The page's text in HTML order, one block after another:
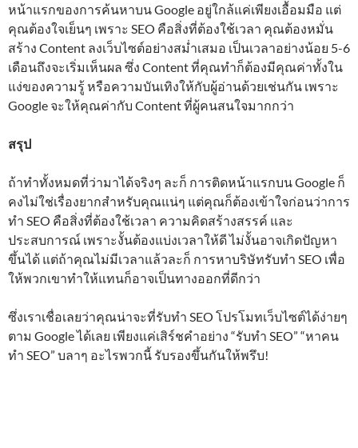
หน้าแรกของการค้นหาบน Google อยู่ใกล้แค่เพียงเอื้อมมือ แต่
คุณต้องใจเย็นๆ เพราะ SEO คือสิ่งที่ต้องใช้เวลา คุณต้องหมั่น
สร้าง Content ลงเว็บไซต์อย่างสม่ำเสมอ เป็นเวลาอย่างน้อย 5-6
เดือนถึงจะเริ่มเห็นผล ซึ่ง Content ที่คุณทำก็ต้องมีคุณค่าทั้งใน
แง่ของความรู้ หรือความบันเทิงให้กับผู้อ่านด้วยเช่นกัน เพราะ
Google จะให้คุณค่ากับ Content ที่ผู้คนสนใจมากกว่า
สรุป
ถ้าทำทั้งหมดที่ว่ามาได้จริงๆ ละก็ การติดหน้าแรกบน Google ก็
คงไม่ใช่เรื่องยากสำหรับคุณแน่ๆ แต่คุณก็ต้องเข้าใจก่อนว่าการ
ทำ SEO คือสิ่งที่ต้องใช้เวลา ความคิดสร้างสรรค์ และ
ประสบการณ์ เพราะงั้นต้องแบ่งเวลาให้ดี ไม่งั้นอาจเกิดปัญหา
ขึ้นได้ แต่ถ้าคุณไม่มีเวลาแล้วละก็ การหาบริษัทรับทำ SEO เพื่อ
ให้พวกเขาทำให้แทนก็อาจเป็นทางออกที่ดีกว่า
ซึ่งเราเชื่อเลยว่าคุณน่าจะที่รับทำ SEO โปรโมทเว็บไซต์ได้ง่ายๆ
ตาม Google ได้เลย เพียงแค่เสิร์ชคำอย่าง “รับทำ SEO” “หาคน
ทำ SEO” บลาๆ อะไรพวกนี้ รับรองขึ้นกันให้พรึบ!